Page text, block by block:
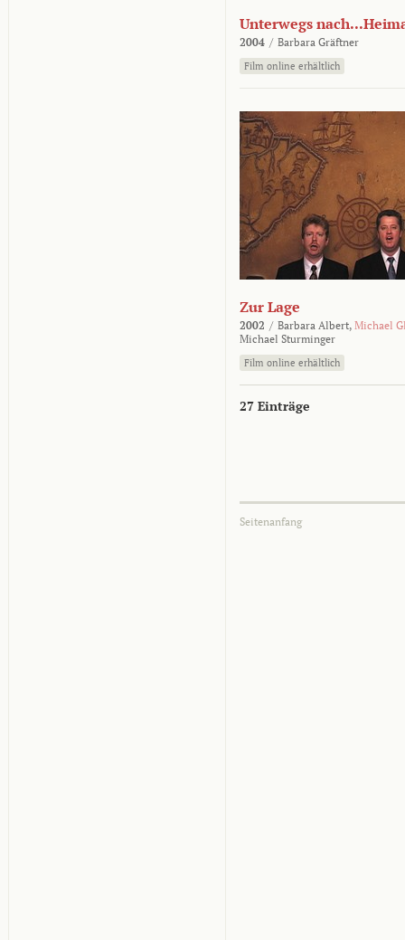
Unterwegs
2004 / Barbara Gräftner
Film online erhältlich
Zur Lage
2002 / Barbara Albert, Michael
Michael Sturminger
Film online erhältlich
27 Einträge
Seitenanfang